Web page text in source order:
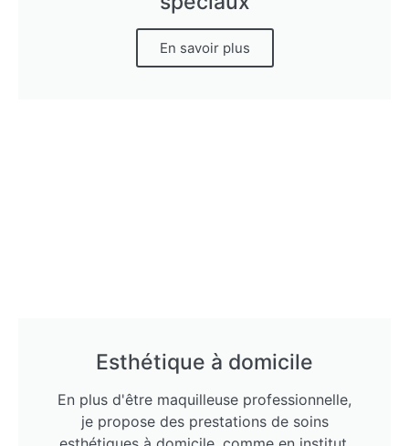
En savoir plus
Esthétique à domicile
En plus d'être maquilleuse professionnelle,
je propose des prestations de soins